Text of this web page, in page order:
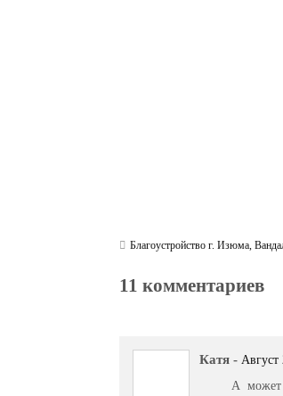
Благоустройство г. Изюма,
11 комментариев
Катя - Август
А может